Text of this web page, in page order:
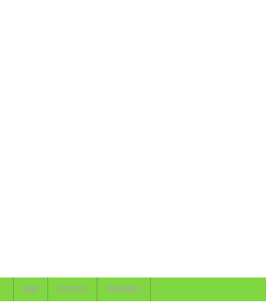
HOME ESPORTES VARIEDADES